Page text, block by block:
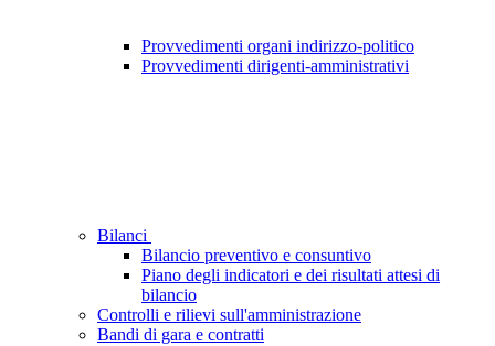
Provvedimenti organi indirizzo-politico
Provvedimenti dirigenti-amministrativi
Bilanci
Bilancio preventivo e consuntivo
Piano degli indicatori e dei risultati attesi di
bilancio
Controlli e rilievi sull'amministrazione
Bandi di gara e contratti